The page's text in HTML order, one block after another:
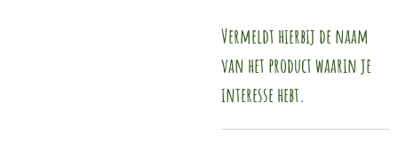
Vermeldt hierbij de naam
van het product waarin je
interesse hebt.